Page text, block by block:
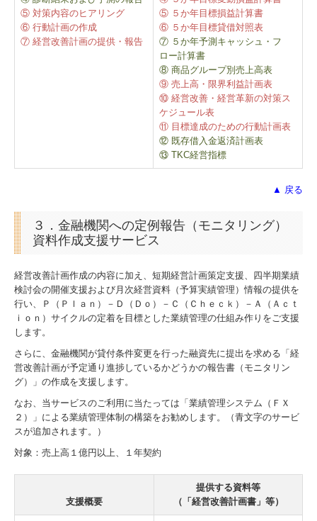
⑤ 対策内容のヒアリング
⑥ 行動計画の作成
⑦ 経営改善計画の提供・報告
⑤ ５か年目標損益計算書
⑥ ５か年目標貸借対照表
⑦ ５か年予測キャッシュ・フ
ロー計算書
⑧ 商品グループ別売上高表
⑨ 売上高・限界利益計画表
⑩ 経営改善・経営革新の対策ス
ケジュール表
⑪ 目標達成のための行動計画表
⑫ 既存借入金返済計画表
⑬ TKC経営指標
▲ 戻る
３．金融機関への定例報告（モニタリング）
資料作成支援サービス
経営改善計画作成の内容に加え、短期経営計画策定支援、四半期業績
検討会の開催支援および月次経営資料（予算実績管理）情報の提供を
行い、Ｐ（Ｐｌａｎ）－Ｄ（Ｄｏ）－Ｃ（Ｃｈｅｃｋ）－Ａ（Ａｃｔ
ｉｏｎ）サイクルの定着を目標とした業績管理の仕組み作りをご支援
します。
さらに、金融機関が貸付条件変更を行った融資先に提出を求める「経
営改善計画が予定通り進捗しているかどうかの報告書（モニタリン
グ）」の作成を支援します。
なお、当サービスのご利用に当たっては「業績管理システム（ＦＸ
２）」による業績管理体制の構築をお勧めします。（青文字のサービ
スが追加されます。）
対象：売上高１億円以上、１年契約
支援概要
提供する資料等
（ 「経営改善計画書」等）